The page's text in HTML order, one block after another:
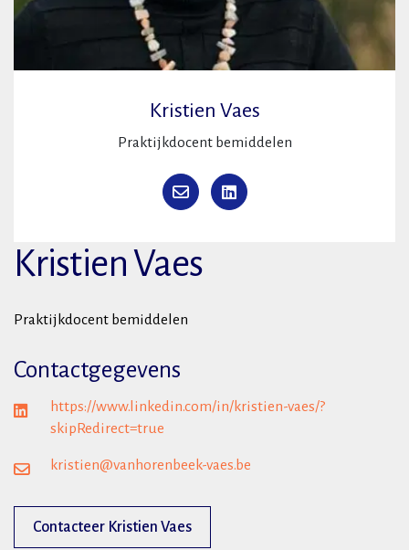
Kristien Vaes
Praktijkdocent bemiddelen
Kristien Vaes
Praktijkdocent bemiddelen
Contactgegevens
https://www.linkedin.com/in/kristien-vaes/?
skipRedirect=true
kristien@vanhorenbeek-vaes.be
Contacteer Kristien Vaes